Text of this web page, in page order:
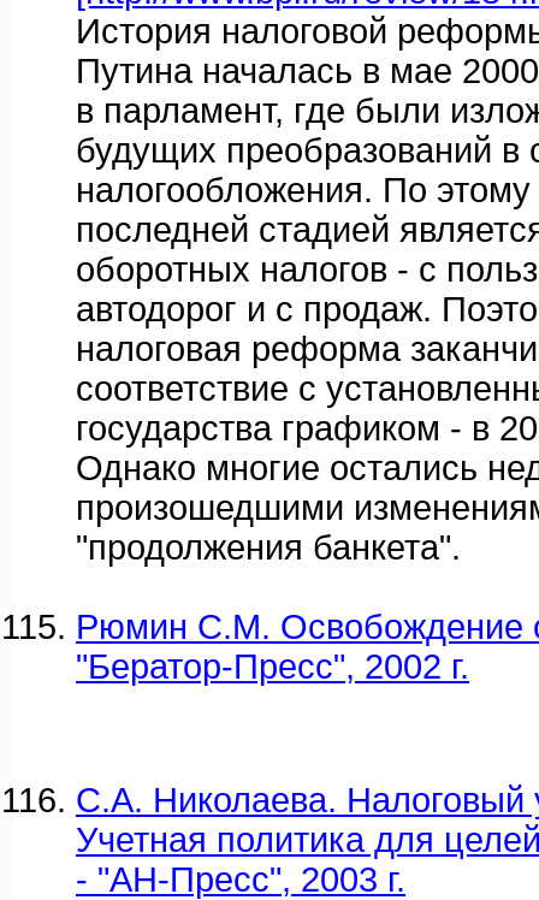
История налоговой
Путина началась в мае
в парламент, где были
будущих преобразований в
налогообложения. По этому
последней стадией
оборотных налогов - с
автодорог и с продаж.
налоговая реформа
соответствие с
государства графиком - в
Однако многие остались
произошедшими
"продолжения банкета".
Рюмин С.М. Освобождение
"Бератор-Пресс", 2002 г.
С.А. Николаева. Налоговый
Учетная политика для
- "АН-Пресс", 2003 г.